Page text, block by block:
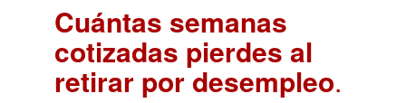
Cuántas semanas
cotizadas pierdes al
retirar por desempleo.